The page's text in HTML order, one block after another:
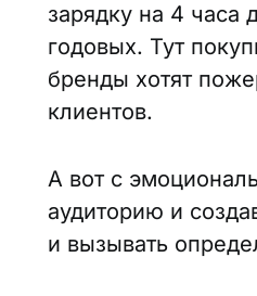
зарядку на 4 часа
годовых. Тут
бренды хотят
клиентов.
А вот с
аудиторию и
и вызывать